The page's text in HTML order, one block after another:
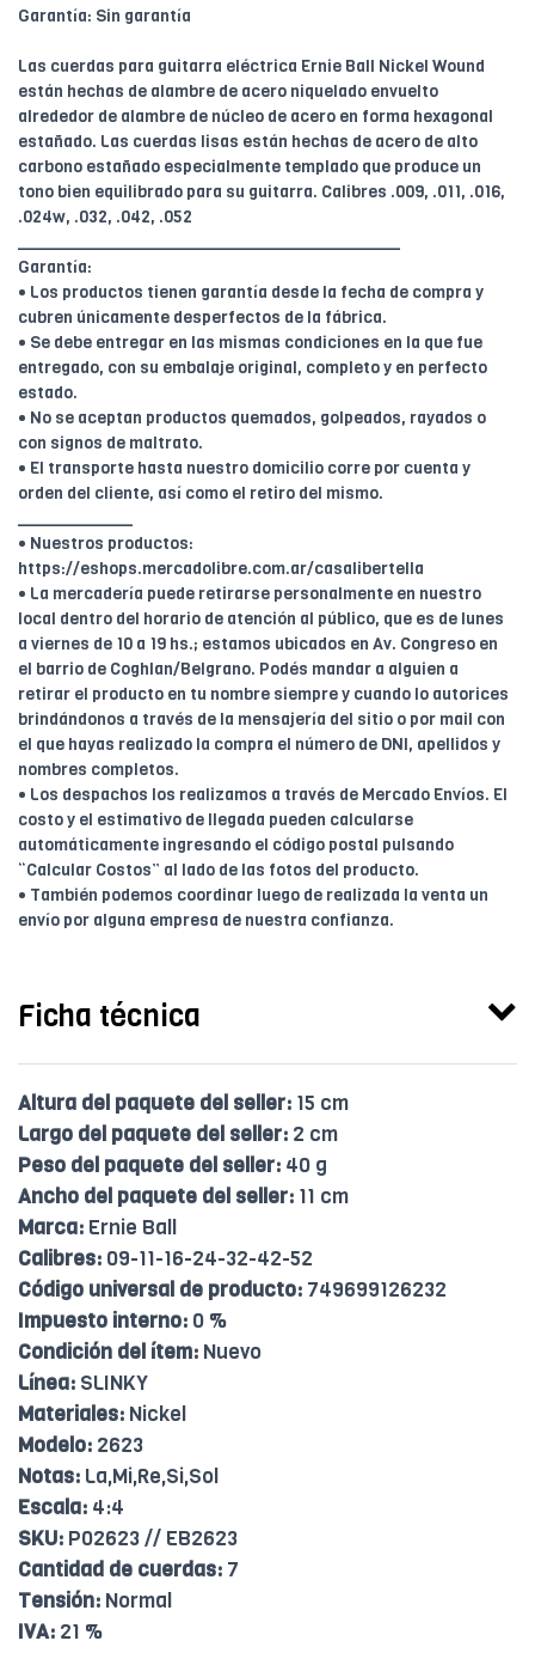
Garantía: Sin garantía
Las cuerdas para guitarra eléctrica Ernie Ball Nickel Wound
están hechas de alambre de acero niquelado envuelto
alrededor de alambre de núcleo de acero en forma hexagonal
estañado. Las cuerdas lisas están hechas de acero de alto
carbono estañado especialmente templado que produce un
tono bien equilibrado para su guitarra. Calibres .009, .011, .016,
.024w, .032, .042, .052
________________________________________
Garantía:
• Los productos tienen garantía desde la fecha de compra y
cubren únicamente desperfectos de la fábrica.
• Se debe entregar en las mismas condiciones en la que fue
entregado, con su embalaje original, completo y en perfecto
estado.
• No se aceptan productos quemados, golpeados, rayados o
con signos de maltrato.
• El transporte hasta nuestro domicilio corre por cuenta y
orden del cliente, así como el retiro del mismo.
____________
• Nuestros productos:
https://eshops.mercadolibre.com.ar/casalibertella
• La mercadería puede retirarse personalmente en nuestro
local dentro del horario de atención al público, que es de lunes
a viernes de 10 a 19 hs.; estamos ubicados en Av. Congreso en
el barrio de Coghlan/Belgrano. Podés mandar a alguien a
retirar el producto en tu nombre siempre y cuando lo autorices
brindándonos a través de la mensajería del sitio o por mail con
el que hayas realizado la compra el número de DNI, apellidos y
nombres completos.
• Los despachos los realizamos a través de Mercado Envíos. El
costo y el estimativo de llegada pueden calcularse
automáticamente ingresando el código postal pulsando
“Calcular Costos” al lado de las fotos del producto.
• También podemos coordinar luego de realizada la venta un
envío por alguna empresa de nuestra confianza.
Ficha técnica
Altura del paquete del seller: 15 cm
Largo del paquete del seller: 2 cm
Peso del paquete del seller: 40 g
Ancho del paquete del seller: 11 cm
Marca: Ernie Ball
Calibres: 09-11-16-24-32-42-52
Código universal de producto: 749699126232
Impuesto interno: 0 %
Condición del ítem: Nuevo
Línea: SLINKY
Materiales: Nickel
Modelo: 2623
Notas: La,Mi,Re,Si,Sol
Escala: 4:4
SKU: P02623 // EB2623
Cantidad de cuerdas: 7
Tensión: Normal
IVA: 21 %